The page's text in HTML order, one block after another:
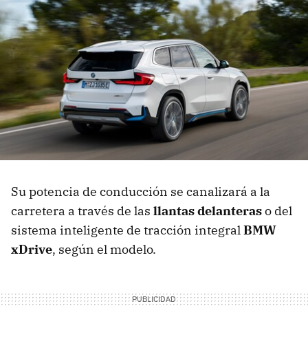
Su potencia de conducción se canalizará a la
carretera a través de las llantas delanteraso del
sistema inteligente de tracción integralBMW
xDrive, según el modelo.